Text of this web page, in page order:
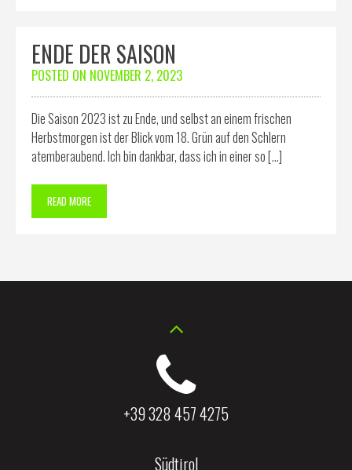
ENDE DER SAISON
POSTED ON NOVEMBER 2, 2023
Die Saison 2023 ist zu Ende, und selbst an einem frischen
Herbstmorgen ist der Blick vom 18. Grün auf den Schlern
atemberaubend. Ich bin dankbar, dass ich in einer so […]
READ MORE
+39 328 457 4275
Südtirol